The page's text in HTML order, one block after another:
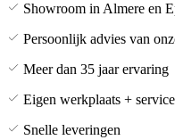
Showroom in Almere en
Persoonlijk advies van
Meer dan 35 jaar ervaring
Eigen werkplaats +
Snelle leveringen